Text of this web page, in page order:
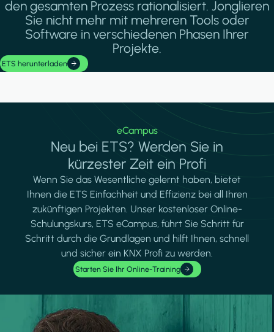
den gesamten Prozess rationalisiert. Jonglieren
Sie nicht mehr mit mehreren Tools oder
Software in verschiedenen Phasen Ihrer
Projekte.
ETS herunterladen
eCampus
Neu bei ETS? Werden Sie in
kürzester Zeit ein Profi
Wenn Sie das Wesentliche gelernt haben, bietet
Ihnen die ETS Einfachheit und Effizienz bei all Ihren
zukünftigen Projekten. Unser kostenloser Online-
Schulungskurs, ETS eCampus, führt Sie Schritt für
Schritt durch die Grundlagen und hilft Ihnen, schnell
und sicher ein KNX Profi zu werden.
Starten Sie Ihr Online-Training